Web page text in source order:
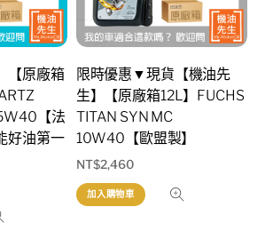
【原廠箱
【法
好油第一
限時優惠▼現貨【機油先
生】【原廠箱12L】FUCHS
TITAN SYN MC
10W40【歐盟製】
NT$2,460
加入購物車